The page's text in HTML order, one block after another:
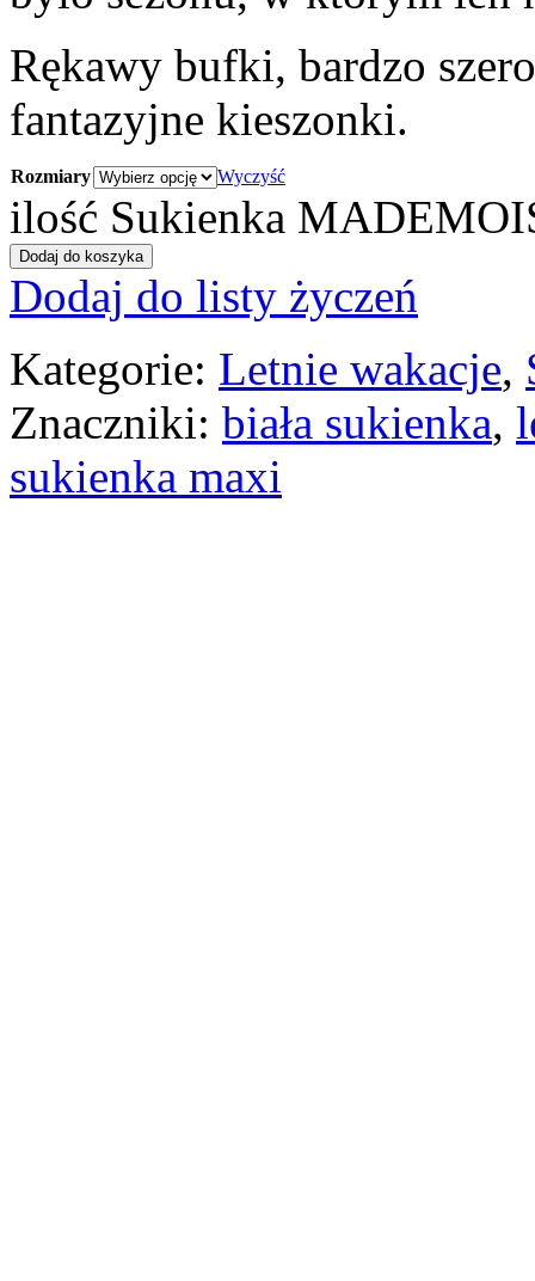
Rękawy bufki, bardzo
fantazyjne kieszonki.
Rozmiary Wyczyść
ilość Sukienka
Dodaj do koszyka
Dodaj do listy życzeń
Kategorie: Letnie wakacje,
Znaczniki: biała sukienka,
sukienka maxi